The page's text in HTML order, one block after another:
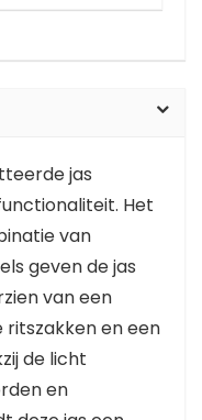
jas
Het
van
geven de jas
van een
en een
de licht
en